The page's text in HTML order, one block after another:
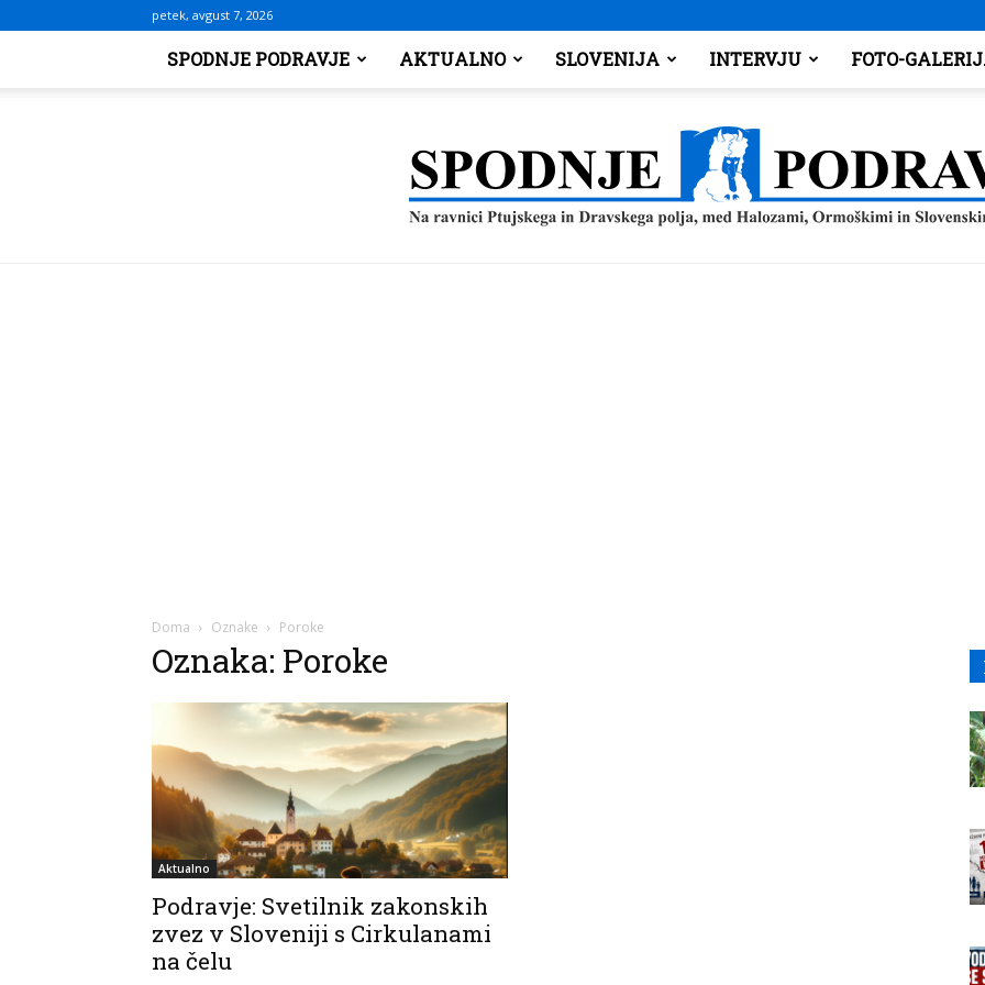
petek, avgust 7, 2026
SPODNJE PODRAVJE AKTUALNO SLOVENIJA INTERVJU FOTO-
Doma Oznake Poroke
Oznaka: Poroke
Aktualno
Podravje: Svetilnik zakonskih
zvez v Sloveniji s Cirkulanami
na čelu